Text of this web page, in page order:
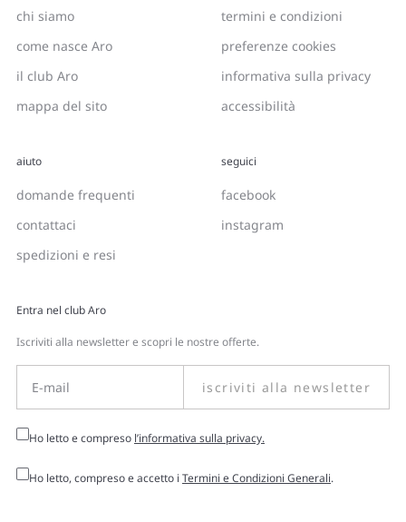
chi siamo
come nasce Aro
il club Aro
mappa del sito
termini e condizioni
preferenze cookies
informativa sulla privacy
accessibilità
aiuto
domande frequenti
contattaci
spedizioni e resi
seguici
facebook
instagram
Entra nel club Aro
Iscriviti alla newsletter e scopri le nostre offerte.
iscriviti alla newsletter
Ho letto e compreso l’informativa sulla privacy.
Ho letto, compreso e accetto i Termini e Condizioni Generali.